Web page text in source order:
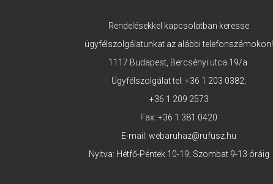
Rendelésekkel kapcsolatban keresse
ügyfélszolgálatunkat az alábbi telefonszámokon!
1117 Budapest, Bercsényi utca 19/a.
Ügyfélszolgálat tel:+36 1 203 0382;
+36 1 209 2573
Fax: +36 1 381 0420
E-mail:webaruhaz@rufusz.hu
Nyitva: Hétfő-Péntek 10-19; Szombat 9-13 óráig